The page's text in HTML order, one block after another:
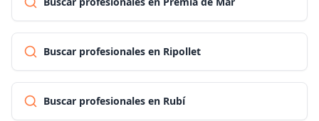
Buscar profesionales en Ripollet
Buscar profesionales en Rubí